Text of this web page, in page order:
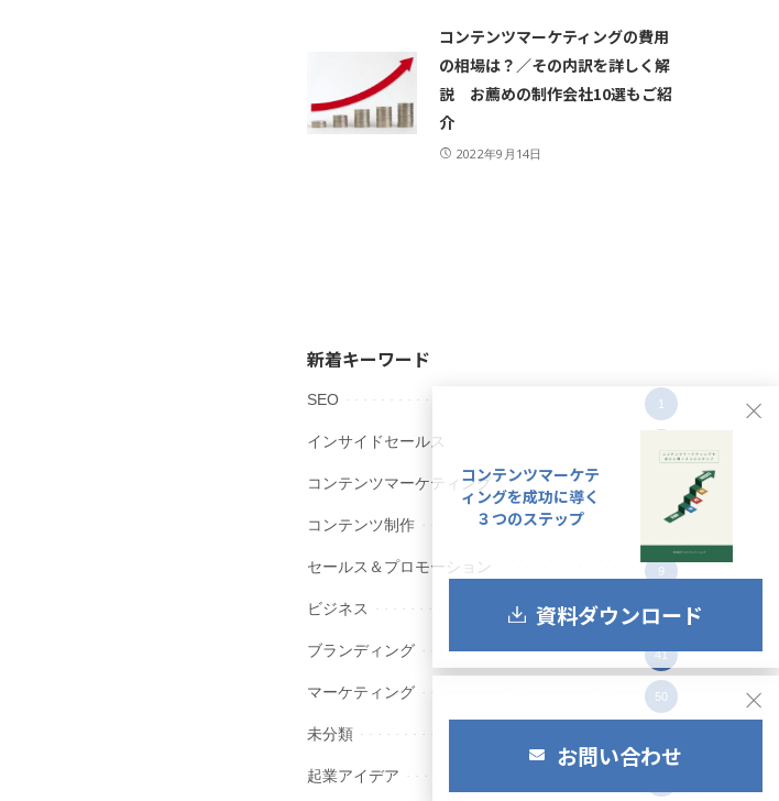
コンテンツマーケティングの費用
の相場は？／その内訳を詳しく解
説 お薦めの制作会社10選もご紹
介
2022年9月14日
新着キーワード
SEO 1
インサイドセールス
コンテンツマーケティング
コンテンツ制作
セールス＆プロモーション 9
ビジネス 12
ブランディング 41
マーケティング 50
未分類
起業アイデア
コンテンツマーケテ
ィングを成功に導く
３つのステップ
資料ダウンロード
お問い合わせ